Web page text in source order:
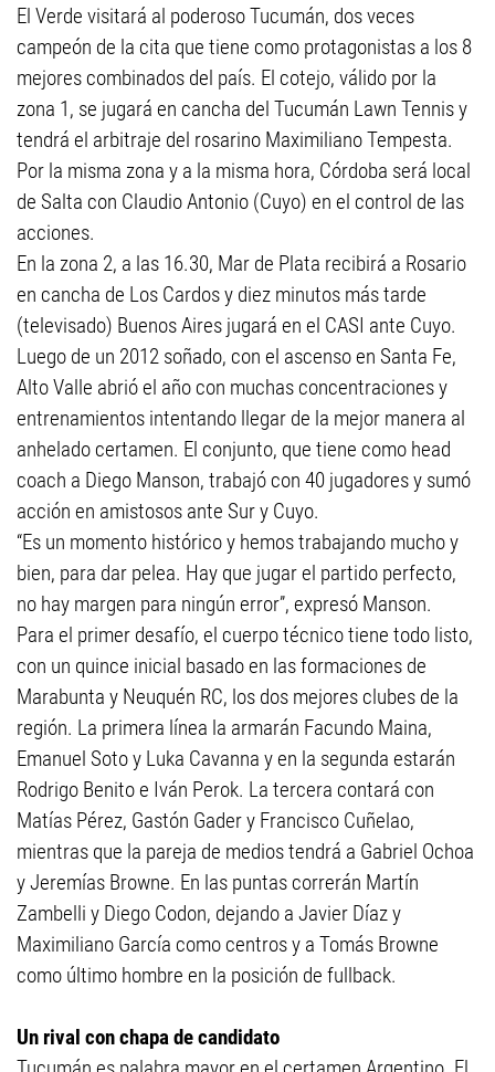
El Verde visitará al poderoso Tucumán, dos veces
campeón de la cita que tiene como protagonistas a los 8
mejores combinados del país. El cotejo, válido por la
zona 1, se jugará en cancha del Tucumán Lawn Tennis y
tendrá el arbitraje del rosarino Maximiliano Tempesta.
Por la misma zona y a la misma hora, Córdoba será local
de Salta con Claudio Antonio (Cuyo) en el control de las
acciones.
En la zona 2, a las 16.30, Mar de Plata recibirá a Rosario
en cancha de Los Cardos y diez minutos más tarde
(televisado) Buenos Aires jugará en el CASI ante Cuyo.
Luego de un 2012 soñado, con el ascenso en Santa Fe,
Alto Valle abrió el año con muchas concentraciones y
entrenamientos intentando llegar de la mejor manera al
anhelado certamen. El conjunto, que tiene como head
coach a Diego Manson, trabajó con 40 jugadores y sumó
acción en amistosos ante Sur y Cuyo.
“Es un momento histórico y hemos trabajando mucho y
bien, para dar pelea. Hay que jugar el partido perfecto,
no hay margen para ningún error”, expresó Manson.
Para el primer desafío, el cuerpo técnico tiene todo listo,
con un quince inicial basado en las formaciones de
Marabunta y Neuquén RC, los dos mejores clubes de la
región. La primera línea la armarán Facundo Maina,
Emanuel Soto y Luka Cavanna y en la segunda estarán
Rodrigo Benito e Iván Perok. La tercera contará con
Matías Pérez, Gastón Gader y Francisco Cuñelao,
mientras que la pareja de medios tendrá a Gabriel Ochoa
y Jeremías Browne. En las puntas correrán Martín
Zambelli y Diego Codon, dejando a Javier Díaz y
Maximiliano García como centros y a Tomás Browne
como último hombre en la posición de fullback.
Un rival con chapa de candidato